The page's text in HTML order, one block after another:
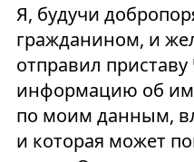
Я, будучи
гражданином, и
отправил
информацию об
по моим данным,
и которая может